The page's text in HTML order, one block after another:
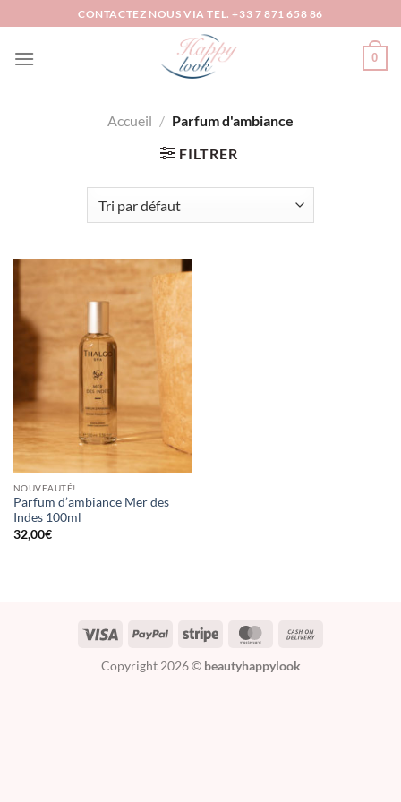
au
contenu
CONTACTEZ NOUS VIA TEL. +33 7 871 658 86
0
Accueil / Parfum d'ambiance
FILTRER
NOUVEAUTÉ!
Parfum d’ambiance Mer des
Indes 100ml
32,00€
Copyright 2026 © beautyhappylook